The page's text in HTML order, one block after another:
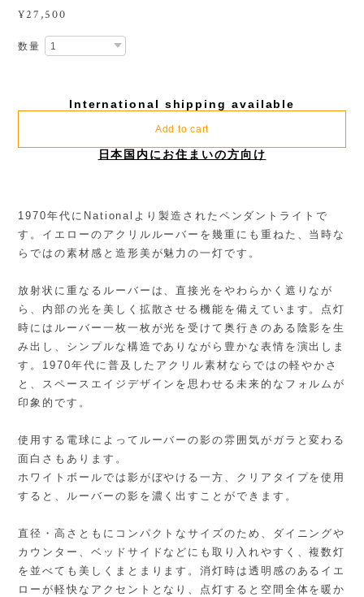
¥27,500
数量
International shipping available
Add to cart
日本国内にお住まいの方向け
1970年代にNationalより製造されたペンダントライトで
す。イエローのアクリルルーバーを幾重にも重ねた、当時な
らではの素材感と造形美が魅力の一灯です。
放射状に重なるルーバーは、直接光をやわらかく遮りなが
ら、内部の光を美しく拡散させる機能を備えています。点灯
時にはルーバー一枚一枚が光を受けて奥行きのある陰影を生
み出し、シンプルな構造でありながら豊かな表情を演出しま
す。1970年代に普及したアクリル素材ならではの軽やかさ
と、スペースエイジデザインを思わせる未来的なフォルムが
印象的です。
使用する電球によってルーバーの影の雰囲気がガラと変わる
面白さもあります。
ホワイトボールでは影がぼやける一方、クリアタイプを使用
すると、ルーバーの影を濃く出すことができます。
直径・高さともにコンパクトなサイズのため、ダイニングや
カウンター、ベッドサイドなどにも取り入れやすく、複数灯
を並べても美しくまとまります。消灯時は透明感のあるイエ
ローが軽快なアクセントとなり、点灯すると空間全体を暖か